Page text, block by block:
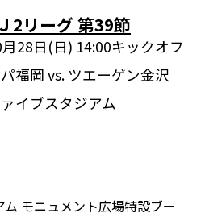
2リーグ 第39節
28日(日) 14:00キックオフ
福岡 vs. ツエーゲン金沢
イブスタジアム
モニュメント広場特設ブー